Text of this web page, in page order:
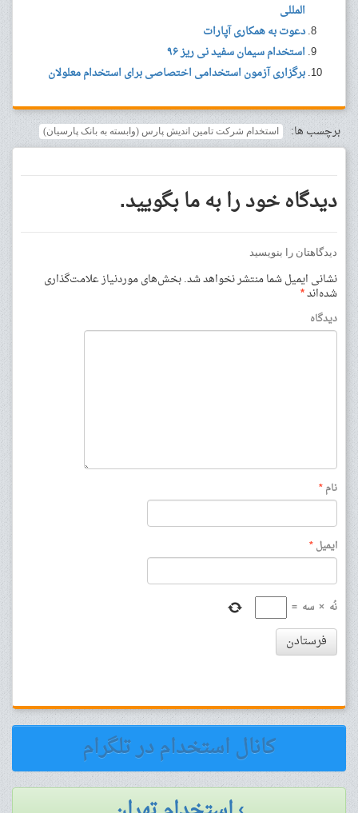
المللی
دعوت به همکاری آپارات
استخدام سیمان سفید نی ریز ۹۶
برگزاری آزمون ‌استخدامی اختصاصی برای استخدام معلولان
برچسب ها: استخدام شرکت تامین اندیش پارس (وابسته به بانک پارسیان)
دیدگاه خود را به ما بگویید.
دیدگاهتان را بنویسید
نشانی ایمیل شما منتشر نخواهد شد.بخش‌های موردنیاز علامت‌گذاری
شده‌اند*
دیدگاه
نام*
ایمیل*
نُه × سه =
فرستادن
کانال استخدام در تلگرام